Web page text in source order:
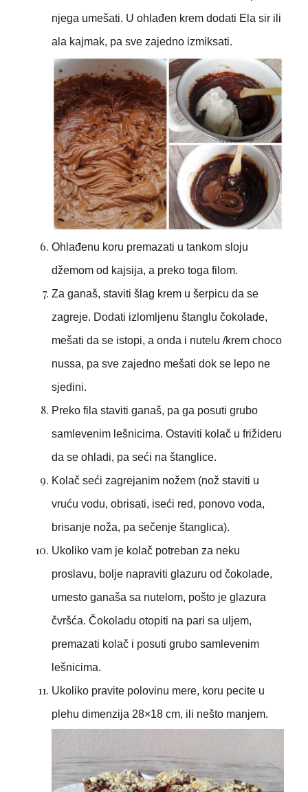
njega umešati. U ohlađen krem dodati Ela sir ili
ala kajmak, pa sve zajedno izmiksati.
Ohlađenu koru premazati u tankom sloju
džemom od kajsija, a preko toga filom.
Za ganaš, staviti šlag krem u šerpicu da se
zagreje. Dodati izlomljenu štanglu čokolade,
mešati da se istopi, a onda i nutelu /krem choco
nussa, pa sve zajedno mešati dok se lepo ne
sjedini.
Preko fila staviti ganaš, pa ga posuti grubo
samlevenim lešnicima. Ostaviti kolač u frižideru
da se ohladi, pa seći na štanglice.
Kolač seći zagrejanim nožem (nož staviti u
vruću vodu, obrisati, iseći red, ponovo voda,
brisanje noža, pa sečenje štanglica).
Ukoliko vam je kolač potreban za neku
proslavu, bolje napraviti glazuru od čokolade,
umesto ganaša sa nutelom, pošto je glazura
čvršća. Čokoladu otopiti na pari sa uljem,
premazati kolač i posuti grubo samlevenim
lešnicima.
Ukoliko pravite polovinu mere, koru pecite u
plehu dimenzija 28×18 cm, ili nešto manjem.